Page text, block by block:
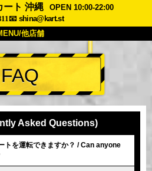
ート 沖縄
OPEN 10:00-22:00
📧 shina@kart.st
他店舗
トップ
車両 価格
予約
他店舗
FAQ
Asked Questions)
トを運転できますか？ / Can anyone